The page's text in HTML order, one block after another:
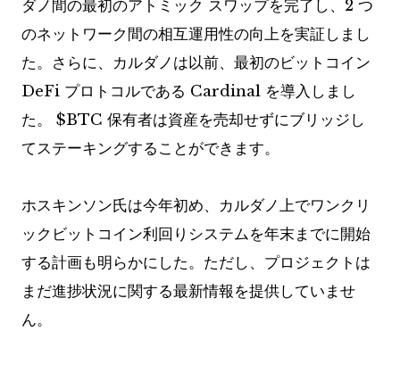
ダノ間の最初のアトミック スワップを完了し、2 つ
のネットワーク間の相互運用性の向上を実証しまし
た。さらに、カルダノは以前、最初のビットコイン
DeFi プロトコルである Cardinal を導入しまし
た。 $BTC 保有者は資産を売却せずにブリッジし
てステーキングすることができます。
ホスキンソン氏は今年初め、カルダノ上でワンクリ
ックビットコイン利回りシステムを年末までに開始
する計画も明らかにした。ただし、プロジェクトは
まだ進捗状況に関する最新情報を提供していませ
ん。